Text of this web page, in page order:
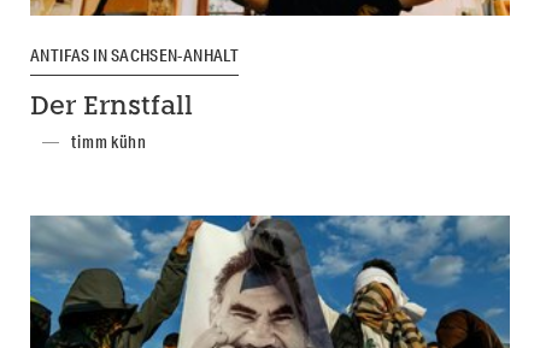
ANTIFAS IN SACHSEN-ANHALT
Der Ernstfall
timm kühn